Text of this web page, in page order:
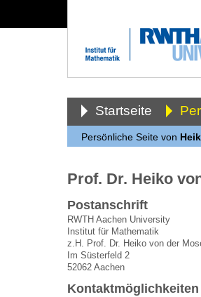
Startseite
Persönliche Seite von
Prof. Dr. Heiko
Postanschrift
RWTH Aachen University
Institut für Mathematik
z.H. Prof. Dr. Heiko von der
Im Süsterfeld 2
52062 Aachen